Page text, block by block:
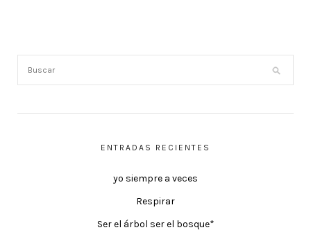
ENTRADAS RECIENTES
yo siempre a veces
Respirar
Ser el árbol ser el bosque*